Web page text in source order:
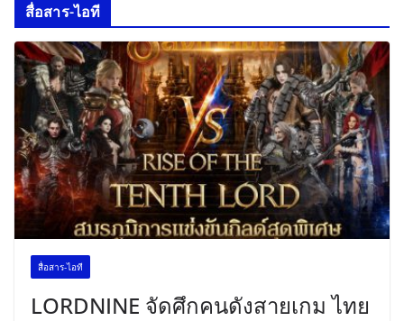
สื่อสาร-ไอที
สื่อสาร-ไอที
LORDNINE จัดศึกคนดังสายเกม ไทย